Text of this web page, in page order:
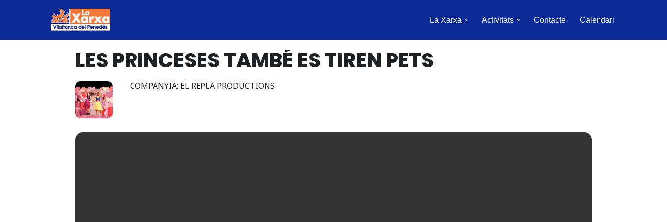
al
La Xarxa Activitats Contacte Calendari
LES PRINCESES TAMBÉ ES TIREN PETS
COMPANYIA: EL REPLÀ PRODUCTIONS